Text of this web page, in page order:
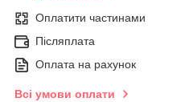
Оплатити частинами
Післяплата
Оплата на рахунок
Всі умови оплати